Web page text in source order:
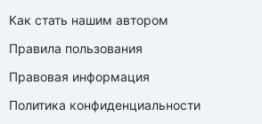
Как стать нашим автором
Правила пользования
Правовая информация
Политика конфиденциальности